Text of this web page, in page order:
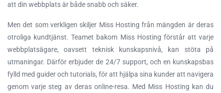
att din webbplats är både snabb och säker.
Men det som verkligen skiljer Miss Hosting från mängden är deras
otroliga kundtjänst. Teamet bakom Miss Hosting förstår att varje
webbplatsägare, oavsett teknisk kunskapsnivå, kan stöta på
utmaningar. Därför erbjuder de 24/7 support, och en kunskapsbas
fylld med guider och tutorials, för att hjälpa sina kunder att navigera
genom varje steg av deras online-resa. Med Miss Hosting kan du